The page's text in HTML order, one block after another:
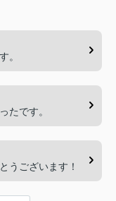
。
たです。
うございます！